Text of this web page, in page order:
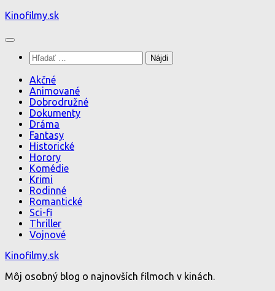
Preskočiť
obsah
Kinofilmy.sk
Hľadať:
Akčné
Animované
Dobrodružné
Dokumenty
Dráma
Fantasy
Historické
Horory
Komédie
Krimi
Rodinné
Romantické
Sci-fi
Thriller
Vojnové
Kinofilmy.sk
Môj osobný blog o najnovších filmoch v kinách.